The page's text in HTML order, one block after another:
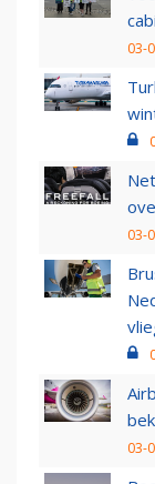
03-
03-
03-